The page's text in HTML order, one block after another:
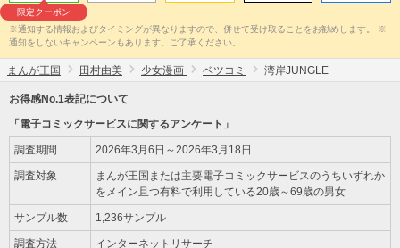
限定クーポン
※通知する情報およびタイミングが異なりますので、併せて受け取ることをお勧めします。 ※
通知をしないキャンペーンもあります。ご了承ください。
まんが王国 田村由美 少女漫画 ベツコミ 湾岸JUNGLE
お得感No.1表記について
「電子コミックサービスに関するアンケート」
調査期間 2026年3月6日～2026年3月18日
調査対象
まんが王国または主要電子コミックサービスのうちいずれか
をメイン且つ有料で利用している20歳～69歳の男女
サンプル数 1,236サンプル
調査方法 インターネットリサーチ